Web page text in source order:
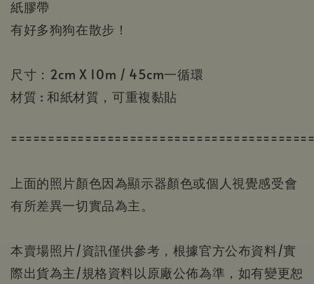
紙膠帶
有好多狗狗在散步！
尺寸：2cm X 10m / 45cm一循環
材質 : 和紙材質，可重複黏貼
上面的照片顏色因為顯示器顏色或個人視覺感受會
有所差異一切實品為主。
本賣場照片/資訊僅供參考，根據官方公布資料/實
際出貨為主/規格資料以原廠公佈為準，如有變更恕